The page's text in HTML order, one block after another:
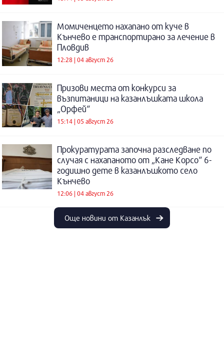
Момиченцето нахапано от куче в
Кънчево е транспортирано за лечение в
Пловдив
12:28 | 04 август 26
Призови места от конкурси за
възпитаници на казанлъшката школа
„Орфей“
15:14 | 05 август 26
Прокуратурата започна разследване по
случая с нахапаното от „Кане Корсо“ 6-
годишно дете в казанлъшкото село
Кънчево
12:06 | 04 август 26
Още новини от Казанлък